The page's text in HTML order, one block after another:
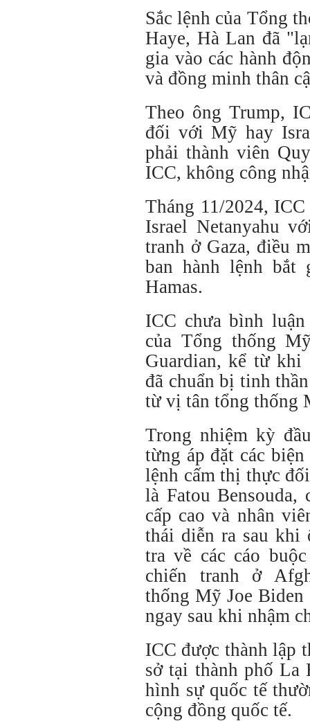
Sắc lệnh của Tổng
Haye, Hà Lan đã
gia vào các hành
và đồng minh thân
Theo ông Trump,
đối với Mỹ hay
phải thành viên
ICC, không công
Tháng 11/2024,
Israel Netanyahu
tranh ở Gaza, điều
ban hành lệnh
Hamas.
ICC chưa bình
của Tổng thống
Guardian, kể từ khi
đã chuẩn bị tinh
từ vị tân tổng thống
Trong nhiệm kỳ
từng áp đặt các
lệnh cấm thị thực
là Fatou
cấp cao và nhân
thái diễn ra sau khi
tra về các cáo
chiến tranh ở
thống Mỹ Joe Biden
ngay sau khi nhậm
ICC được thành lập
sở tại thành phố La
hình sự quốc tế
cộng đồng quốc tế.